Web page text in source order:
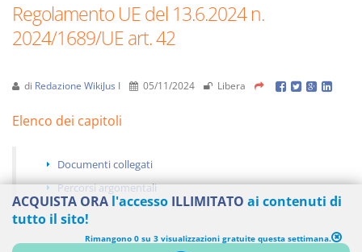
Regolamento UE del 13.6.2024 n.
2024/1689/UE art. 42
di Redazione WikiJus I 05/11/2024 Libera
Elenco dei capitoli
Documenti collegati
Percorsi argomentali
ACQUISTA ORA l'accesso ILLIMITATO ai contenuti di
tutto il sito!
Rimangono 0 su 3 visualizzazioni gratuite questa settimana.